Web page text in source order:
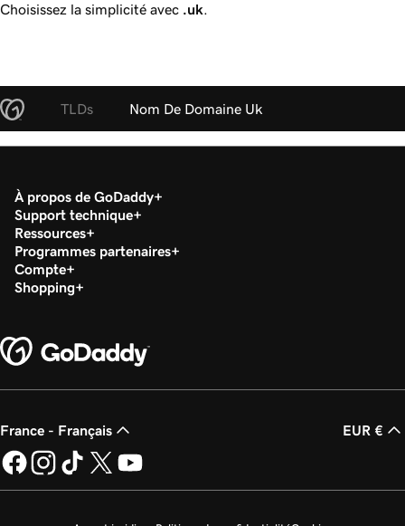
Choisissez la simplicité avec .uk
TLDs Nom De Domaine Uk
À propos de GoDaddy
Support technique
Ressources
Programmes partenaires
Compte
Shopping
France - Français EUR €